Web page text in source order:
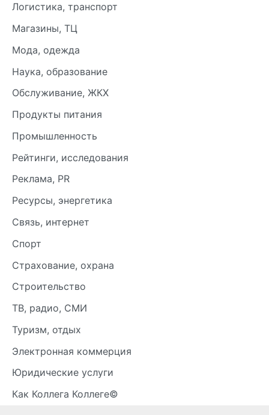
Логистика, транспорт
Магазины, ТЦ
Мода, одежда
Наука, образование
Обслуживание, ЖКХ
Продукты питания
Промышленность
Рейтинги, исследования
Реклама, PR
Ресурсы, энергетика
Связь, интернет
Спорт
Страхование, охрана
Строительство
ТВ, радио, СМИ
Туризм, отдых
Электронная коммерция
Юридические услуги
Как Коллега Коллеге©